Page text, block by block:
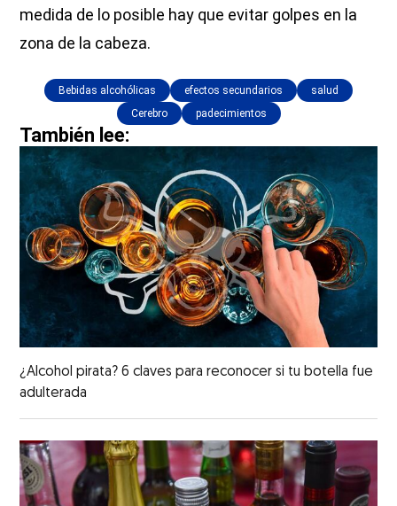
medida de lo posible hay que evitar golpes en la
zona de la cabeza.
Bebidas alcohólicas efectos secundarios
salud
Cerebro
padecimientos
También lee:
¿Alcohol pirata? 6 claves para reconocer si tu botella fue
adulterada